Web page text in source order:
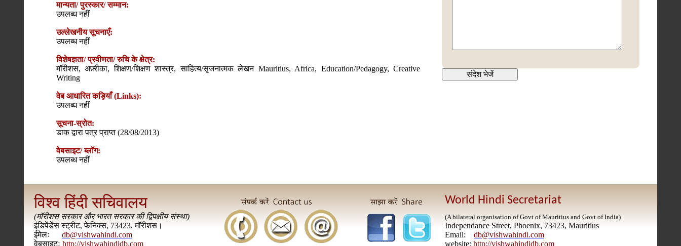
मान्यता/ पुरस्कार/ सम्मान:
उपलब्ध नहीं
उल्लेखनीय सूचनाएँ:
उपलब्ध नहीं
विशेषज्ञता/ प्रवीणता/ रुचि के क्षेत्र:
मॉरीशस, अफ़्रीका, शिक्षण/शिक्षण शास्त्र, साहित्य/सृजनात्मक लेखन Mauritius, Africa, Education/Pedagogy, Creative
Writing
वेब आधारित कड़ियाँ (Links):
उपलब्ध नहीं
सूचना-स्रोत:
डाक द्वारा पत्र प्राप्त (28/08/2013)
वेबसाइट/ ब्लॉग:
उपलब्ध नहीं
विश्व हिंदी सचिवालय
(मॉरीशस सरकार और भारत सरकार की द्विपक्षीय संस्था)
इंडिपेंडेंस स्ट्रीट, फेनिक्स, 73423, मॉरीशस।
ईमेलः
db@vishwahindi.com
वेबसाइटः http://vishwahindidb.com
World Hindi Secretariat
(A bilateral organisation of Govt of Mauritius and Govt of India)
Independance Street, Phoenix, 73423, Mauritius
Email: db@vishwahindi.com
website: http://vishwahindidb.com